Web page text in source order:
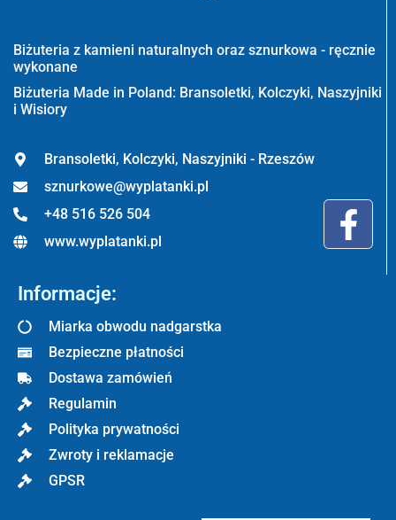
Biżuteria z kamieni naturalnych oraz sznurkowa - ręcznie
wykonane
Biżuteria Made in Poland: Bransoletki, Kolczyki, Naszyjniki
i Wisiory
Bransoletki, Kolczyki, Naszyjniki - Rzeszów
sznurkowe@wyplatanki.pl
+48 516 526 504
www.wyplatanki.pl
Informacje:
Miarka obwodu nadgarstka
Bezpieczne płatności
Dostawa zamówień
Regulamin
Polityka prywatności
Zwroty i reklamacje
GPSR